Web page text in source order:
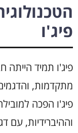
פיג'ו
פיג'ו תמיד הייתה
מתקדמות,
פיג'ו הפכה